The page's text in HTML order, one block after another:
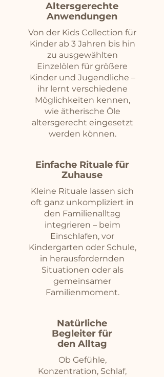
Altersgerechte
Anwendungen
Von der Kids Collection für
Kinder ab 3 Jahren bis hin
zu ausgewählten
Einzelölen für größere
Kinder und Jugendliche –
ihr lernt verschiedene
Möglichkeiten kennen,
wie ätherische Öle
altersgerecht eingesetzt
werden können.
​Einfache Rituale für
Zuhause
​Kleine Rituale lassen sich
oft ganz unkompliziert in
den Familienalltag
integrieren – beim
Einschlafen, vor
Kindergarten oder Schule,
in herausfordernden
Situationen oder als
gemeinsamer
Familienmoment.
Natürliche
Begleiter für
den Alltag
Ob Gefühle,
Konzentration, Schlaf,